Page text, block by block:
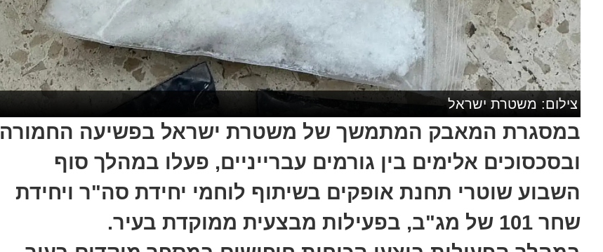
צילום: משטרת ישראל
במסגרת המאבק המתמשך של משטרת ישראל בפשיעה החמורה
ובסכסוכים אלימים בין גורמים עברייניים, פעלו במהלך סוף
השבוע שוטרי תחנת אופקים בשיתוף לוחמי יחידת סה"ר ויחידת
שחר 101 של מג"ב, בפעילות מבצעית ממוקדת בעיר.